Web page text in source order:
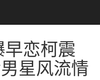
恋柯震
星风流情